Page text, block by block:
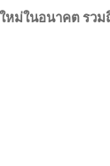
หม่ในอนาคต รวม